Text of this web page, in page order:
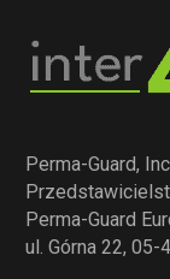
Perma-Guard,
Perma-Guard
ul. Górna 22, 05-